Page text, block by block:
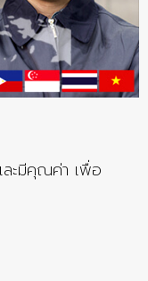
ะมีคุณค่า เพื่อ